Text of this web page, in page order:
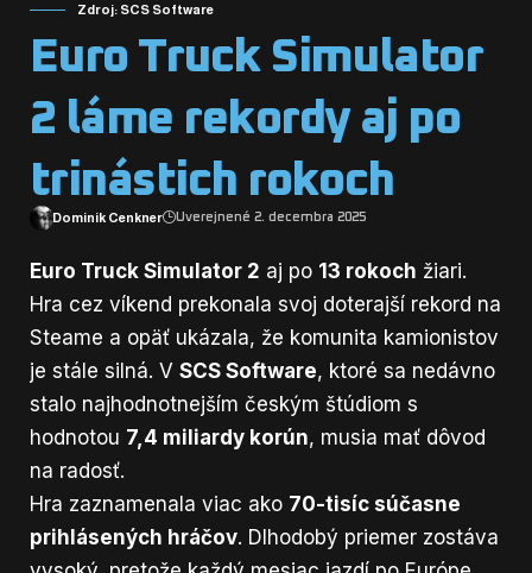
Zdroj: SCS Software
Euro Truck Simulator
2 láme rekordy aj po
trinástich rokoch
Dominik Cenkner Uverejnené 2. decembra 2025
Euro Truck Simulator 2 aj po 13 rokoch žiari.
Hra cez víkend prekonala svoj doterajší rekord na
Steame a opäť ukázala, že komunita kamionistov
je stále silná. V SCS Software, ktoré sa nedávno
stalo najhodnotnejším českým štúdiom s
hodnotou 7,4 miliardy korún, musia mať dôvod
na radosť.
Hra zaznamenala viac ako 70-tisíc súčasne
prihlásených hráčov. Dlhodobý priemer zostáva